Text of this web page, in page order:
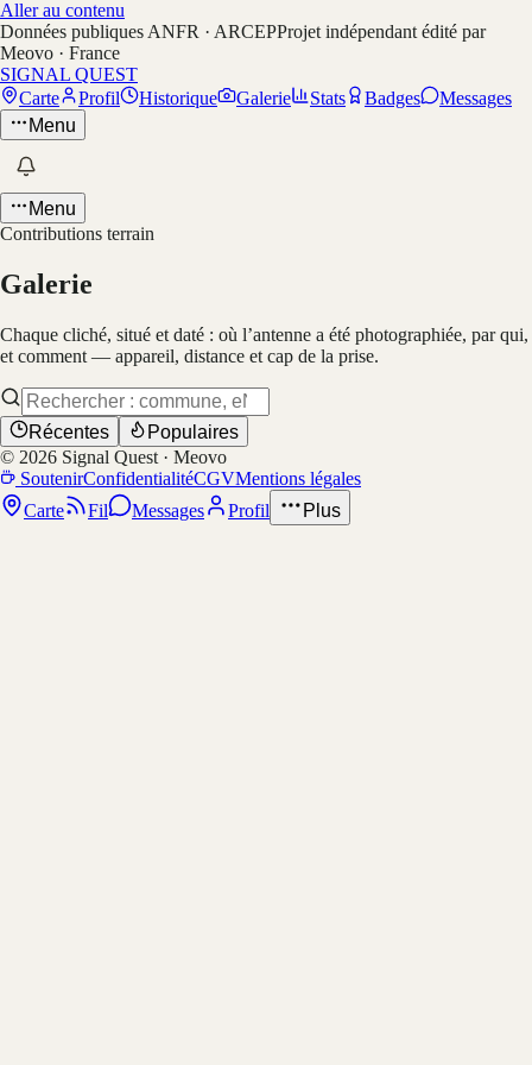
Aller au contenu
Données publiques ANFR · ARCEPProjet indépendant édité par
Meovo · France
SIGNAL QUEST
Carte
Profil Historique Galerie Stats Badges
Messages
Menu
Menu
Contributions terrain
Galerie
Chaque cliché, situé et daté : où l’antenne a été photographiée, par qui,
et comment — appareil, distance et cap de la prise.
Récentes
Populaires
© 2026 Signal Quest · Meovo
SoutenirConfidentialitéCGVMentions légales
Carte
Fil Messages Profil Plus